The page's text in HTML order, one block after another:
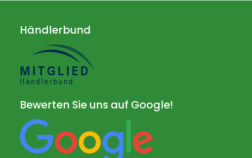
Händlerbund
Bewerten Sie uns auf Google!